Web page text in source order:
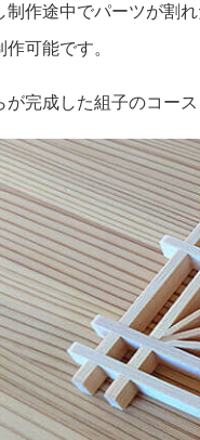
作途中でパーツが割
作可能です。
が完成した組子のコース